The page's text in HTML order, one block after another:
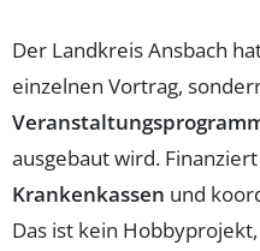
Der Landkreis Ansbach
einzelnen Vortrag,
ausgebaut wird.
Krankenkassen und
Das ist kein